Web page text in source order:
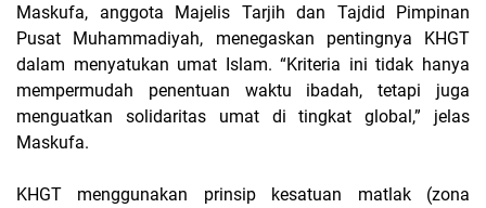
Maskufa, anggota Majelis Tarjih dan Tajdid Pimpinan
Pusat Muhammadiyah, menegaskan pentingnya KHGT
dalam menyatukan umat Islam. “Kriteria ini tidak hanya
mempermudah penentuan waktu ibadah, tetapi juga
menguatkan solidaritas umat di tingkat global,” jelas
Maskufa.
KHGT menggunakan prinsip kesatuan matlak (zona